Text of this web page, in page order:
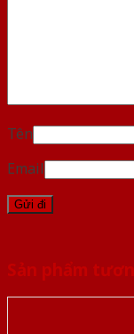
Tên
Email
Sản phẩm